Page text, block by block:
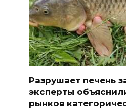
Разрушает печень
эксперты
рынков